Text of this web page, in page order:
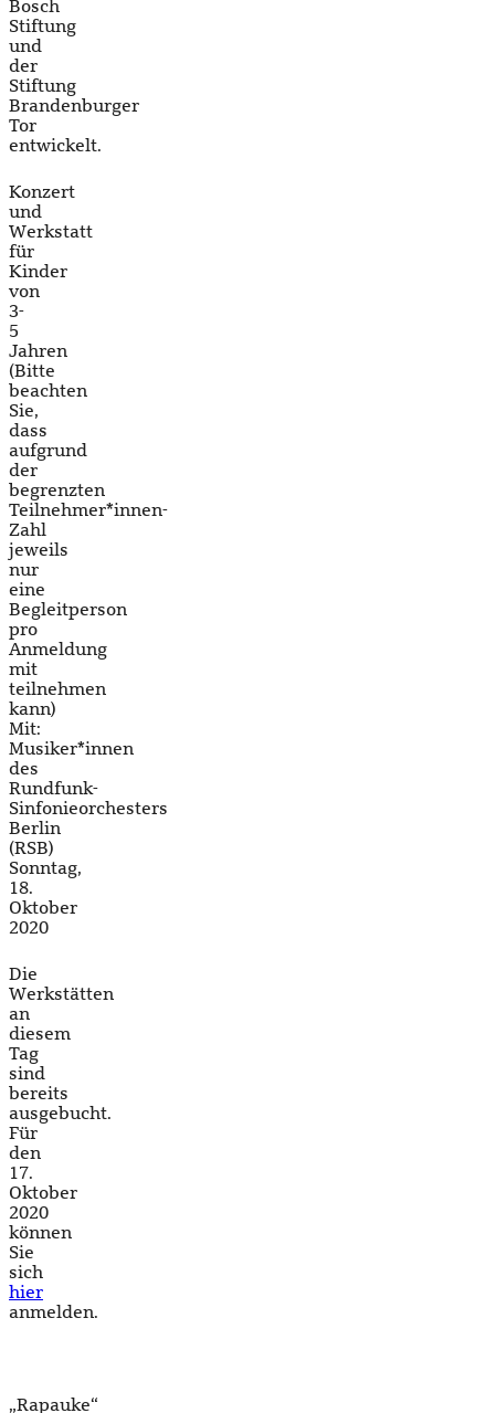
Bosch
Stiftung
und
der
Stiftung
Brandenburger
Tor
entwickelt.
Konzert
und
Werkstatt
für
Kinder
von
3-
5
Jahren
(Bitte
beachten
Sie,
dass
aufgrund
der
begrenzten
Teilnehmer*innen-
Zahl
jeweils
nur
eine
Begleitperson
pro
Anmeldung
mit
teilnehmen
kann)
Mit:
Musiker*innen
des
Rundfunk-
Sinfonieorchesters
Berlin
(RSB)
Sonntag,
18.
Oktober
2020
Die
Werkstätten
an
diesem
Tag
sind
bereits
ausgebucht.
Für
den
17.
Oktober
2020
können
Sie
sich
hier
anmelden.
„Rapauke“